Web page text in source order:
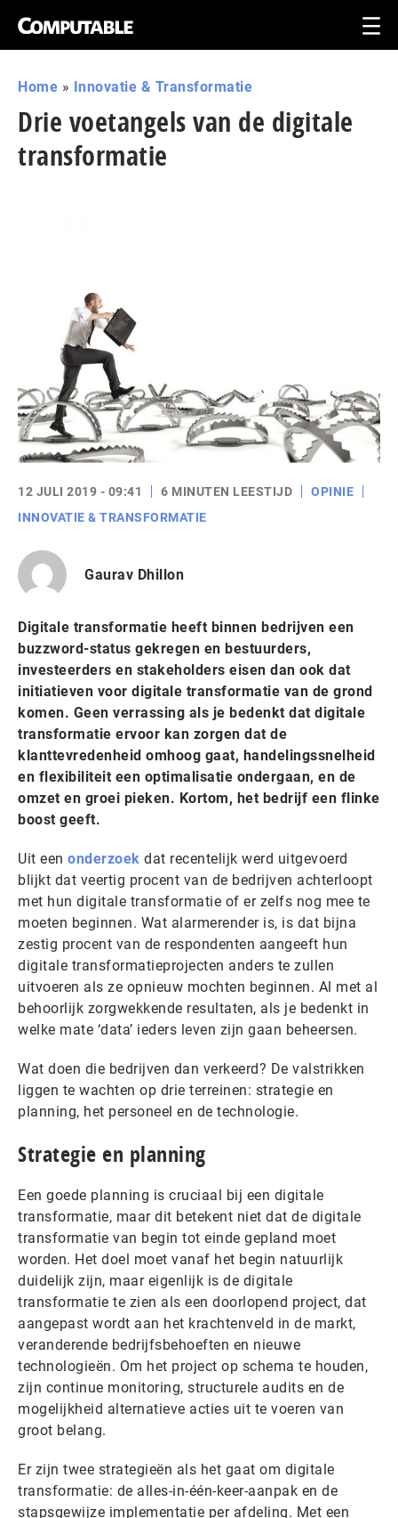
Home » Innovatie & Transformatie
Drie voetangels van de digitale
transformatie
12 JULI 2019 - 09:41 6 MINUTEN LEESTIJD
OPINIE
INNOVATIE & TRANSFORMATIE
Gaurav Dhillon
Digitale transformatie heeft binnen bedrijven een
buzzword-status gekregen en bestuurders,
investeerders en stakeholders eisen dan ook dat
initiatieven voor digitale transformatie van de grond
komen. Geen verrassing als je bedenkt dat digitale
transformatie ervoor kan zorgen dat de
klanttevredenheid omhoog gaat, handelingssnelheid
en flexibiliteit een optimalisatie ondergaan, en de
omzet en groei pieken. Kortom, het bedrijf een flinke
boost geeft.
Uit een onderzoek dat recentelijk werd uitgevoerd
blijkt dat veertig procent van de bedrijven achterloopt
met hun digitale transformatie of er zelfs nog mee te
moeten beginnen. Wat alarmerender is, is dat bijna
zestig procent van de respondenten aangeeft hun
digitale transformatieprojecten anders te zullen
uitvoeren als ze opnieuw mochten beginnen. Al met al
behoorlijk zorgwekkende resultaten, als je bedenkt in
welke mate ‘data’ ieders leven zijn gaan beheersen.
Wat doen die bedrijven dan verkeerd? De valstrikken
liggen te wachten op drie terreinen: strategie en
planning, het personeel en de technologie.
Strategie en planning
Een goede planning is cruciaal bij een digitale
transformatie, maar dit betekent niet dat de digitale
transformatie van begin tot einde gepland moet
worden. Het doel moet vanaf het begin natuurlijk
duidelijk zijn, maar eigenlijk is de digitale
transformatie te zien als een doorlopend project, dat
aangepast wordt aan het krachtenveld in de markt,
veranderende bedrijfsbehoeften en nieuwe
technologieën. Om het project op schema te houden,
zijn continue monitoring, structurele audits en de
mogelijkheid alternatieve acties uit te voeren van
groot belang.
Er zijn twee strategieën als het gaat om digitale
transformatie: de alles-in-één-keer-aanpak en de
stapsgewijze implementatie per afdeling. Met een